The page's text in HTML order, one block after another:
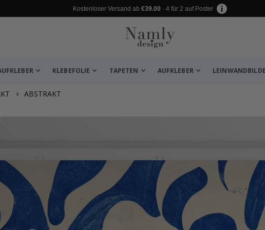
Kostenloser Versand ab €39.00 · 4 für 2 auf Poster
KLEBEFOLIE TAPETEN AUFKLEBER
ABSTRAKT
leiden ✔